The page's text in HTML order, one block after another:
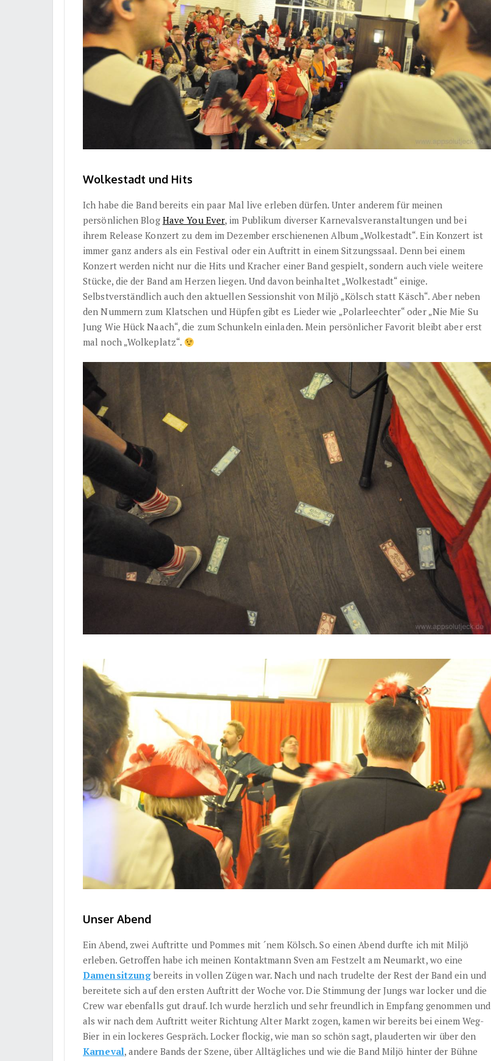
Wolkestadt und Hits
Ich habe die Band bereits ein paar Mal live erleben dürfen. Unter anderem für meinen
persönlichen Blog Have You Ever, im Publikum diverser Karnevalsveranstaltungen und bei
ihrem Release Konzert zu dem im Dezember erschienenen Album „Wolkestadt“. Ein Konzert ist
immer ganz anders als ein Festival oder ein Auftritt in einem Sitzungssaal. Denn bei einem
Konzert werden nicht nur die Hits und Kracher einer Band gespielt, sondern auch viele weitere
Stücke, die der Band am Herzen liegen. Und davon beinhaltet „Wolkestadt“ einige.
Selbstverständlich auch den aktuellen Sessionshit von Miljö „Kölsch statt Käsch“. Aber neben
den Nummern zum Klatschen und Hüpfen gibt es Lieder wie „Polarleechter“ oder „Nie Mie Su
Jung Wie Hück Naach“, die zum Schunkeln einladen. Mein persönlicher Favorit bleibt aber erst
mal noch „Wolkeplatz“.
Unser Abend
Ein Abend, zwei Auftritte und Pommes mit ´nem Kölsch. So einen Abend durfte ich mit Miljö
erleben. Getroffen habe ich meinen Kontaktmann Sven am Festzelt am Neumarkt, wo eine
Damensitzungbereits in vollen Zügen war. Nach und nach trudelte der Rest der Band ein und
bereitete sich auf den ersten Auftritt der Woche vor. Die Stimmung der Jungs war locker und die
Crew war ebenfalls gut drauf. Ich wurde herzlich und sehr freundlich in Empfang genommen und
als wir nach dem Auftritt weiter Richtung Alter Markt zogen, kamen wir bereits bei einem Weg-
Bier in ein lockeres Gespräch. Locker flockig, wie man so schön sagt, plauderten wir über den
Karneval, andere Bands der Szene, über Alltägliches und wie die Band Miljö hinter der Bühne